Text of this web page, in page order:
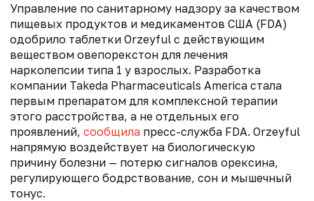
Управление по санитарному надзору за качеством
пищевых продуктов и медикаментов США (FDA)
одобрило таблетки Orzeyful с действующим
веществом овепорекстон для лечения
нарколепсии типа 1 у взрослых. Разработка
компании Takeda Pharmaceuticals America стала
первым препаратом для комплексной терапии
этого расстройства, а не отдельных его
проявлений, сообщила пресс-служба FDA. Orzeyful
напрямую воздействует на биологическую
причину болезни — потерю сигналов орексина,
регулирующего бодрствование, сон и мышечный
тонус.